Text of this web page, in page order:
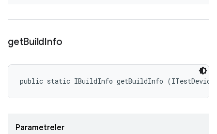
getBuildInfo
public static IBuildInfo getBuildInfo (ITestDevice
Parametreler